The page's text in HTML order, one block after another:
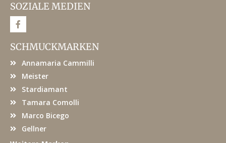
SOZIALE MEDIEN
F
a
e
b
o
SCHMUCKMARKEN
Annamaria Cammilli
Meister
Stardiamant
Tamara Comolli
Marco Bicego
Gellner